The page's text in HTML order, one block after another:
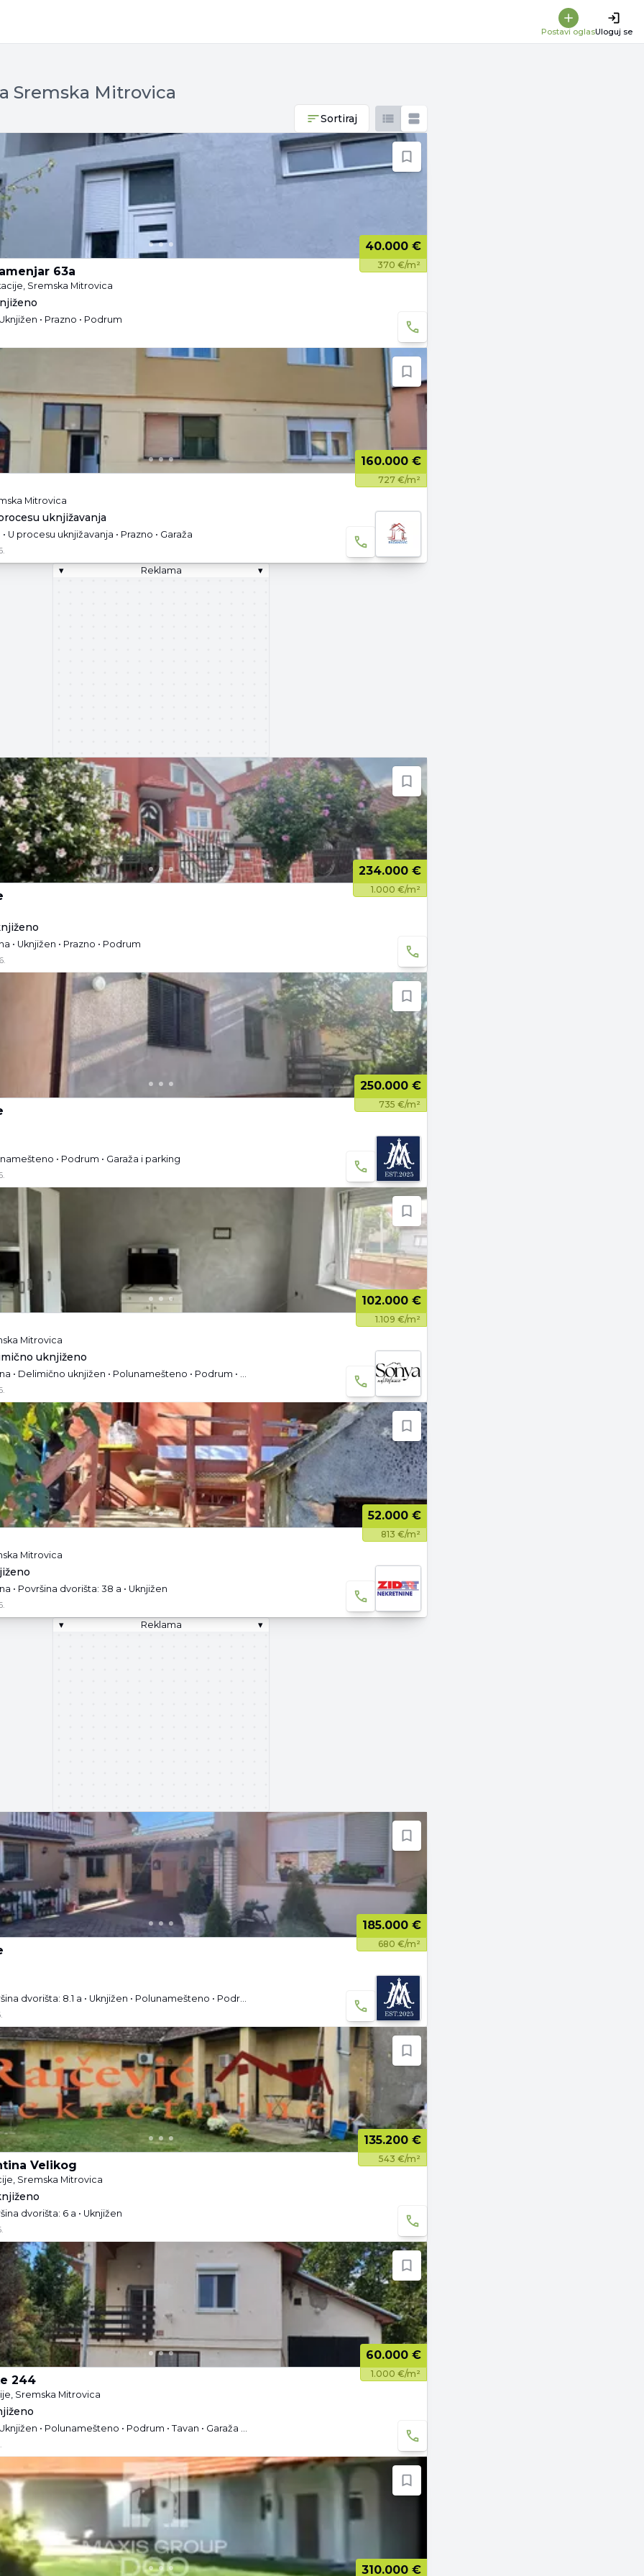
Postavi oglasUloguj se
Sremska Mitrovica
Sortiraj
40.000 €
370 €/m²
63a
Sremska Mitrovica
• Prazno • Podrum
160.000 €
727 €/m²
Mitrovica
uknjižavanja
U procesu uknjižavanja • Prazno • Garaža
▾
Reklama ▾
234.000 €
1.000 €/m²
• Uknjižen • Prazno • Podrum
250.000 €
735 €/m²
• Podrum • Garaža i parking
102.000 €
1.109 €/m²
Mitrovica
uknjiženo
Agencija • Jednoetažna • Delimično uknjižen • Polunamešteno • Podrum • Tavan
52.000 €
813 €/m²
Mitrovica
• Površina dvorišta: 38 a • Uknjižen
▾
Reklama ▾
185.000 €
680 €/m²
Agencija • Kuća • Površina dvorišta: 8.1 a • Uknjižen • Polunamešteno • Podrum • Garaža i parking
135.200 €
543 €/m²
Velikog
Sremska Mitrovica
dvorišta: 6 a • Uknjižen
60.000 €
1.000 €/m²
244
Sremska Mitrovica
Vlasnik • Dvoetažna • Uknjižen • Polunamešteno • Podrum • Tavan • Garaža i parking
310.000 €